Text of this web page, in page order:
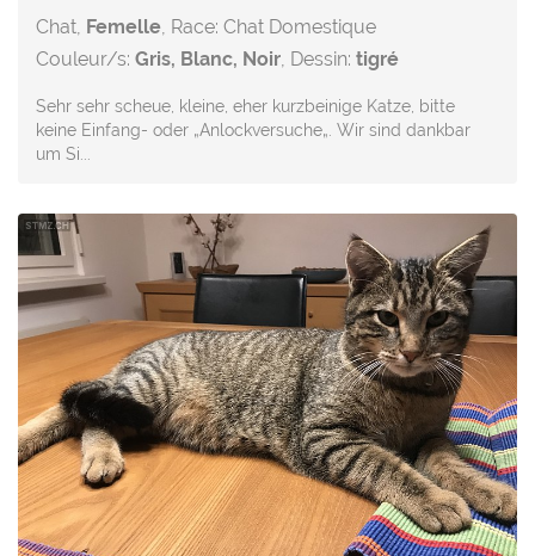
Chat, Femelle, Race: Chat Domestique
Couleur/s: Gris, Blanc, Noir, Dessin: tigré
Sehr sehr scheue, kleine, eher kurzbeinige Katze, bitte
keine Einfang- oder „Anlockversuche„. Wir sind dankbar
um Si...